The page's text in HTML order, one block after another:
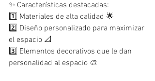
✨ Características destacadas:
1️⃣ Materiales de alta calidad 🌟
2️⃣ Diseño personalizado para maximizar
el espacio 📐
3️⃣ Elementos decorativos que le dan
personalidad al espacio 🎨